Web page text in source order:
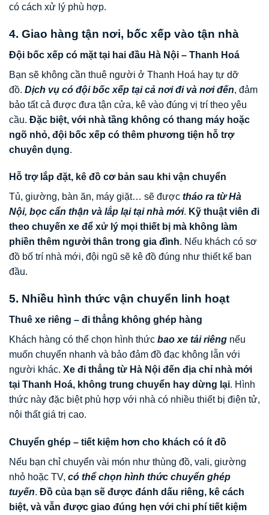
có cách xử lý phù hợp.
4. Giao hàng tận nơi, bốc xếp vào tận nhà
Đội bốc xếp có mặt tại hai đầu Hà Nội – Thanh Hoá
Bạn sẽ không cần thuê người ở Thanh Hoá hay tự dỡ
đồ. Dịch vụ có đội bốc xếp tại cả nơi đi và nơi đến, đảm
bảo tất cả được đưa tận cửa, kê vào đúng vị trí theo yêu
cầu. Đặc biệt, với nhà tầng không có thang máy hoặc
ngõ nhỏ, đội bốc xếp có thêm phương tiện hỗ trợ
chuyên dụng.
Hỗ trợ lắp đặt, kê đồ cơ bản sau khi vận chuyển
Tủ, giường, bàn ăn, máy giặt… sẽ được tháo ra từ Hà
Nội, bọc cẩn thận và lắp lại tại nhà mới. Kỹ thuật viên đi
theo chuyến xe để xử lý mọi thiết bị mà không làm
phiền thêm người thân trong gia đình. Nếu khách có sơ
đồ bố trí nhà mới, đội ngũ sẽ kê đồ đúng như thiết kế ban
đầu.
5. Nhiều hình thức vận chuyển linh hoạt
Thuê xe riêng – đi thẳng không ghép hàng
Khách hàng có thể chọn hình thức bao xe tải riêng nếu
muốn chuyển nhanh và bảo đảm đồ đạc không lẫn với
người khác. Xe đi thẳng từ Hà Nội đến địa chỉ nhà mới
tại Thanh Hoá, không trung chuyển hay dừng lại. Hình
thức này đặc biệt phù hợp với nhà có nhiều thiết bị điện tử,
nội thất giá trị cao.
Chuyển ghép – tiết kiệm hơn cho khách có ít đồ
Nếu bạn chỉ chuyển vài món như thùng đồ, vali, giường
nhỏ hoặc TV, có thể chọn hình thức chuyển ghép
tuyến. Đồ của bạn sẽ được đánh dấu riêng, kê cách
biệt, và vẫn được giao đúng hẹn với chi phí tiết kiệm